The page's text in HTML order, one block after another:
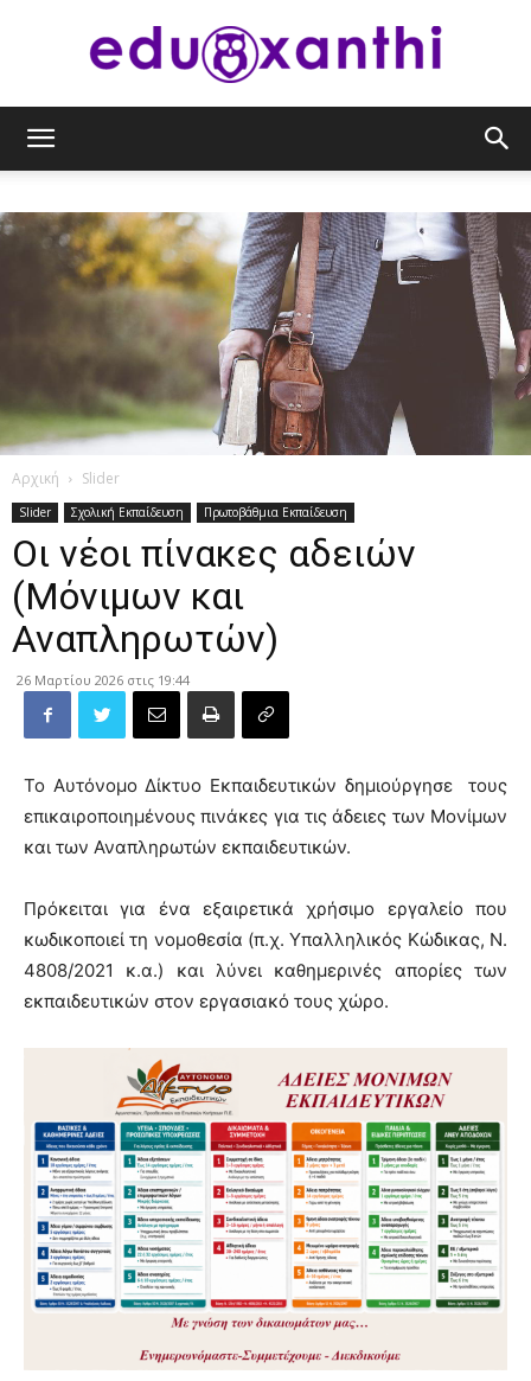
Αρχική Slider
Slider Σχολική Εκπαίδευση Πρωτοβάθμια Εκπαίδευση
Οι νέοι πίνακες αδειών
(Μόνιμων και
Αναπληρωτών)
26 Μαρτίου 2026 στις 19:44
Το Αυτόνομο Δίκτυο Εκπαιδευτικών δημιούργησε τους
επικαιροποιημένους πινάκες για τις άδειες των Μονίμων
και των Αναπληρωτών εκπαιδευτικών.
Πρόκειται για ένα εξαιρετικά χρήσιμο εργαλείο που
κωδικοποιεί τη νομοθεσία (π.χ. Υπαλληλικός Κώδικας, Ν.
4808/2021 κ.α.) και λύνει καθημερινές απορίες των
εκπαιδευτικών στον εργασιακό τους χώρο.